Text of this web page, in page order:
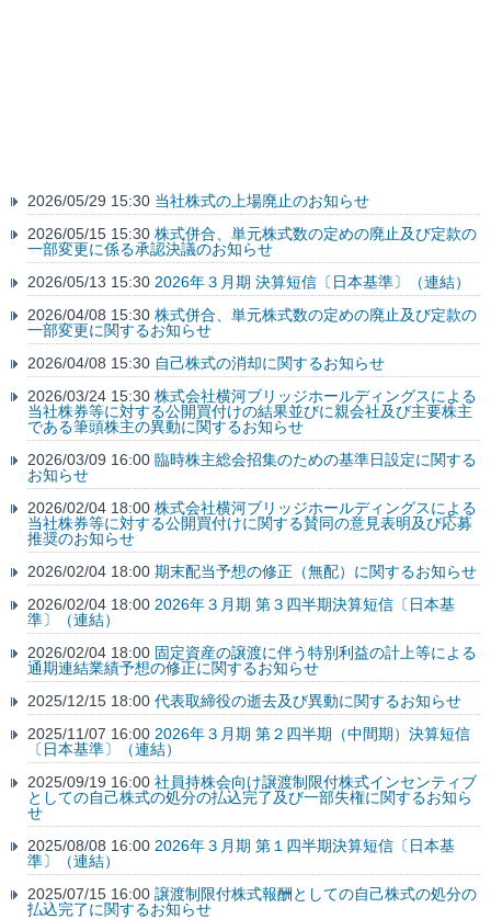
2026/05/29 15:30 当社株式の上場廃止のお知らせ
2026/05/15 15:30 株式併合、単元株式数の定めの廃止及び定款の
一部変更に係る承認決議のお知らせ
2026/05/13 15:30 2026年３月期 決算短信〔日本基準〕（連結）
2026/04/08 15:30 株式併合、単元株式数の定めの廃止及び定款の
一部変更に関するお知らせ
2026/04/08 15:30 自己株式の消却に関するお知らせ
2026/03/24 15:30 株式会社横河ブリッジホールディングスによる
当社株券等に対する公開買付けの結果並びに親会社及び主要株主
である筆頭株主の異動に関するお知らせ
2026/03/09 16:00 臨時株主総会招集のための基準日設定に関する
お知らせ
2026/02/04 18:00 株式会社横河ブリッジホールディングスによる
当社株券等に対する公開買付けに関する賛同の意見表明及び応募
推奨のお知らせ
2026/02/04 18:00 期末配当予想の修正（無配）に関するお知らせ
2026/02/04 18:00 2026年３月期 第３四半期決算短信〔日本基
準〕（連結）
2026/02/04 18:00 固定資産の譲渡に伴う特別利益の計上等による
通期連結業績予想の修正に関するお知らせ
2025/12/15 18:00 代表取締役の逝去及び異動に関するお知らせ
2025/11/07 16:00 2026年３月期 第２四半期（中間期）決算短信
〔日本基準〕（連結）
2025/09/19 16:00 社員持株会向け譲渡制限付株式インセンティブ
としての自己株式の処分の払込完了及び一部失権に関するお知ら
せ
2025/08/08 16:00 2026年３月期 第１四半期決算短信〔日本基
準〕（連結）
2025/07/15 16:00 譲渡制限付株式報酬としての自己株式の処分の
払込完了に関するお知らせ